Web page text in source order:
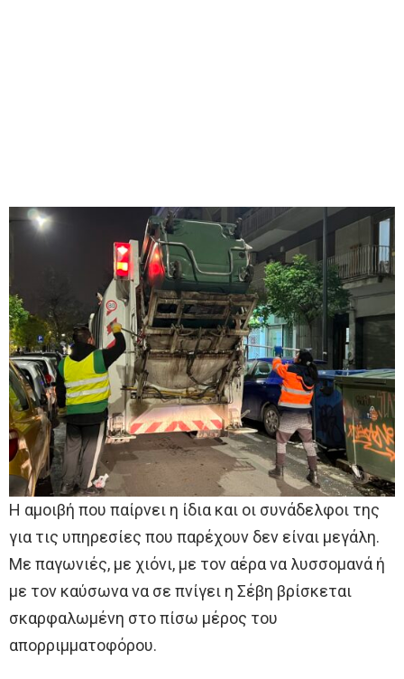
Η αμοιβή που παίρνει η ίδια και οι συνάδελφοι της
για τις υπηρεσίες που παρέχουν δεν είναι μεγάλη.
Με παγωνιές, με χιόνι, με τον αέρα να λυσσομανά ή
με τον καύσωνα να σε πνίγει η Σέβη βρίσκεται
σκαρφαλωμένη στο πίσω μέρος του
απορριμματοφόρου.